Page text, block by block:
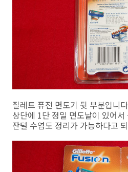
질레트 퓨전 면도기 뒷 부분입니
상단에 1단 정밀 면도날이 있어
잔털 수염도 정리가 가능하다고